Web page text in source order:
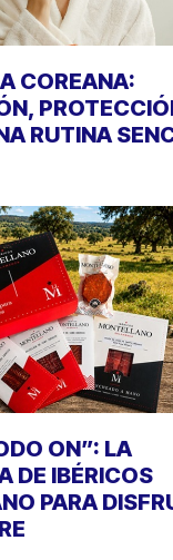
COREANA:
RUTINA
ON”: LA
DE IBÉRICOS
PARA